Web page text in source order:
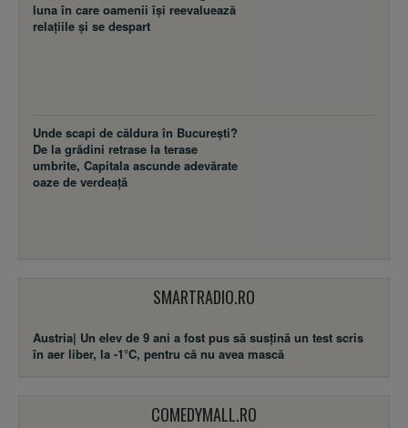
luna în care oamenii își reevaluează
relațiile și se despart
Unde scapi de căldura în București?
De la grădini retrase la terase
umbrite, Capitala ascunde adevărate
oaze de verdeață
SMARTRADIO.RO
Austria| Un elev de 9 ani a fost pus să susţină un test scris
în aer liber, la -1°C, pentru că nu avea mască
COMEDYMALL.RO